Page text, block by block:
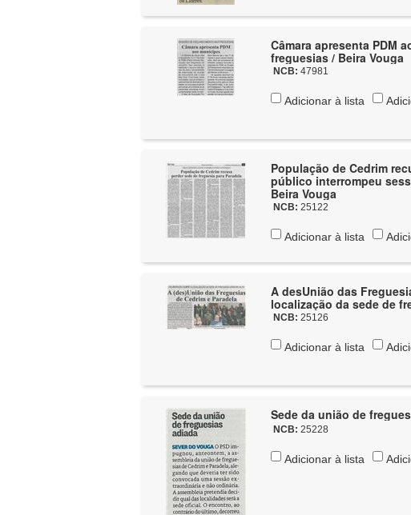
Câmara apresenta PDM
freguesias / Beira Vouga
NCB:47981
Adicionar à lista
População de Cedrim
público interrompeu
Beira Vouga
NCB:25122
Adicionar à lista
A desUnião das
localização da sede de
NCB:25126
Adicionar à lista
Sede da união de
NCB:25228
Adicionar à lista